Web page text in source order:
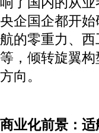
央企国企都开
航的零重力、
等，倾转旋翼
方向。
商业化前景：